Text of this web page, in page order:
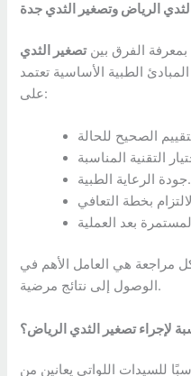
الرياض وتصغير الثدي جدة
الفرق بينتصغير الثدي
المبادئ الطبية الأساسية تعتمد
على:
جودة الرعاية الطبية.
مراجعة هي العامل الأهم في
الوصول إلى نتائج مرضية.
لإجراء تصغير الثدي الرياض؟